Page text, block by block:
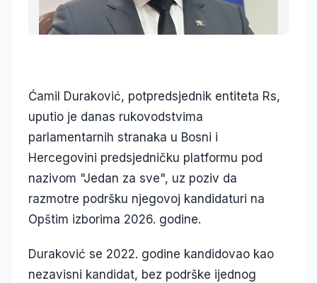
Ćamil Duraković, potpredsjednik entiteta Rs,
uputio je danas rukovodstvima
parlamentarnih stranaka u Bosni i
Hercegovini predsjedničku platformu pod
nazivom "Jedan za sve", uz poziv da
razmotre podršku njegovoj kandidaturi na
Opštim izborima 2026. godine.
Duraković se 2022. godine kandidovao kao
nezavisni kandidat, bez podrške ijednog